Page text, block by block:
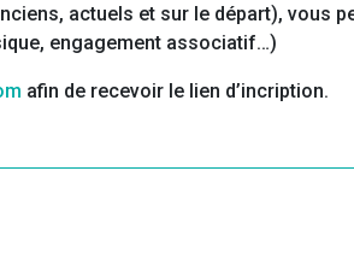
actuels et sur le départ), vous
engagement associatif…)
afin de recevoir le lien d’incription.